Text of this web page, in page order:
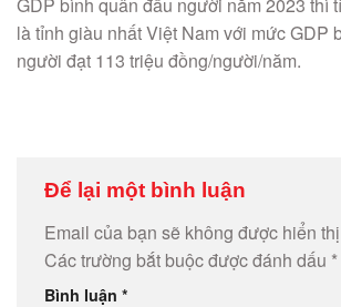
GDP bình quân đầu người năm 2023 thì
là tỉnh giàu nhất Việt Nam với mức GDP
người đạt 113 triệu đồng/người/năm.
Để lại một bình luận
Email của bạn sẽ không được hiển
Các trường bắt buộc được đánh dấu *
Bình luận *